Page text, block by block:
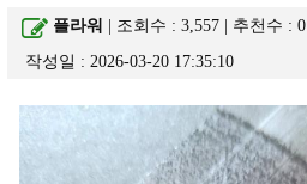
플라워 | 조회수 : 3,557 | 추천수 :0
작성일 : 2026-03-20 17:35:10